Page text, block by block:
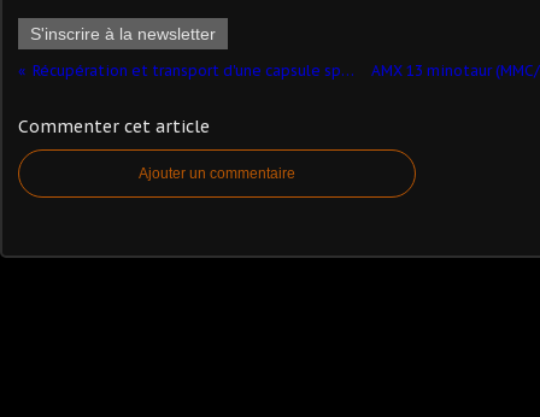
S'inscrire à la newsletter
​Récupération et transport d'une capsule spatiale (1/43 - par Yves P.) ​
Commenter cet article
Ajouter un commentaire